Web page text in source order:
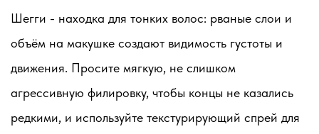
Шегги - находка для тонких волос: рваные слои и
объём на макушке создают видимость густоты и
движения. Просите мягкую, не слишком
агрессивную филировку, чтобы концы не казались
редкими, и используйте текстурирующий спрей для